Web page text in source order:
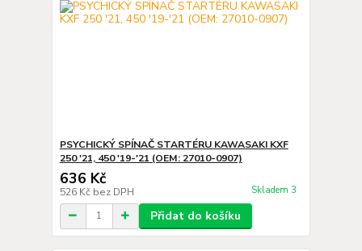
PSYCHICKÝ SPÍNAČ STARTÉRU KAWASAKI KXF
250 '21, 450 '19-'21 (OEM: 27010-0907)
636 Kč
526 Kč bez DPH Skladem 3
Přidat do košíku